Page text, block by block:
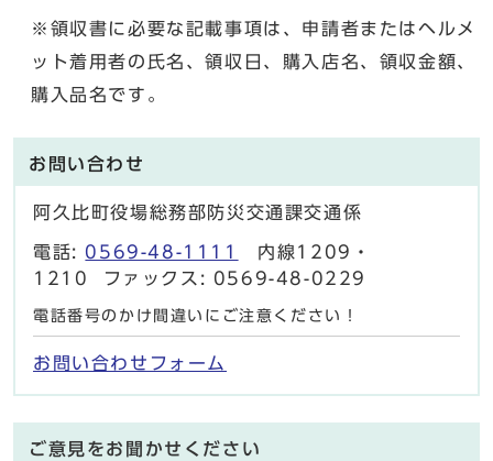
※領収書に必要な記載事項は、申請者またはヘルメ
ット着用者の氏名、領収日、購入店名、領収金額、
購入品名です。
お問い合わせ
阿久比町役場総務部防災交通課交通係
電話: 0569-48-1111
内線1209・
1210 ファックス: 0569-48-0229
電話番号のかけ間違いにご注意ください！
お問い合わせフォーム
ご意見をお聞かせください